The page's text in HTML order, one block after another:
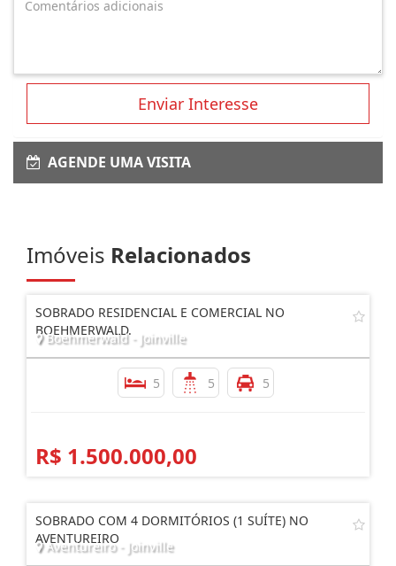
Enviar Interesse
AGENDE UMA VISITA
Imóveis Relacionados
SOBRADO RESIDENCIAL E COMERCIAL NO
BOEHMERWALD.
Boehmerwald - Joinville
5 5 5
R$ 1.500.000,00
SOBRADO COM 4 DORMITÓRIOS (1 SUÍTE) NO
AVENTUREIRO
Aventureiro - Joinville